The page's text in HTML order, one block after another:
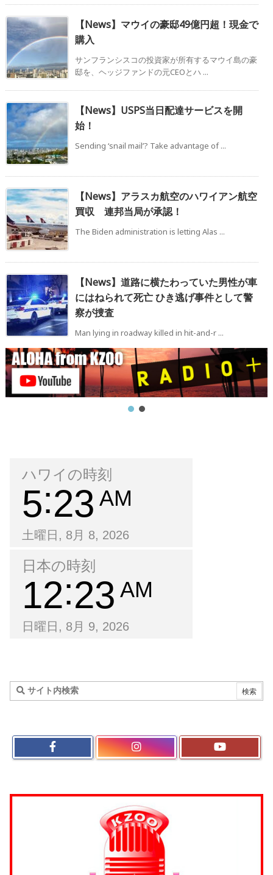
【News】マウイの豪邸49億円超！現金で
購入
サンフランシスコの投資家が所有するマウイ島の豪
邸を、ヘッジファンドの元CEOとハ ...
【News】USPS当日配達サービスを開
始！
Sending ‘snail mail’? Take advantage of ...
【News】アラスカ航空のハワイアン航空
買収 連邦当局が承認！
The Biden administration is letting Alas ...
【News】道路に横たわっていた男性が車
にはねられて死亡 ひき逃げ事件として警
察が捜査
Man lying in roadway killed in hit-and-r ...
ハワイの時刻
5 23 AM
土曜日, 8月 8, 2026
日本の時刻
12 23 AM
日曜日, 8月 9, 2026